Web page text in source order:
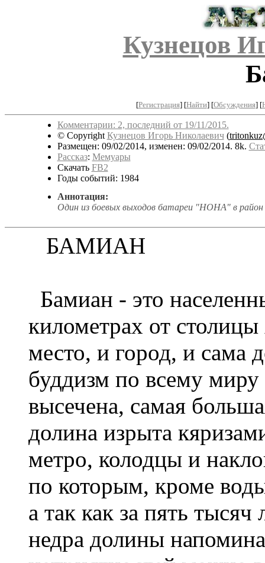
Кузнецов
[Регистрация] [Найти] [Обсуждения] [
Комментарии: 2, последний от 19/11/2015.
© Copyright Кузнецов Игорь Николаевич(
Размещен: 09/02/2014, изменен: 09/02/2014. 8k.
Рассказ: Мемуары
Скачать FB2
Годы событий: 1984
Аннотация:
Один из боевых выходов батареи "НОНА" в район
БАМИАН
Бамиан - это
километрах от
место, и город, и сама
буддизм по всему
высечена, самая
долина изрыта
метро, колодцы и
по которым, кроме
а так как за пять
недра долины